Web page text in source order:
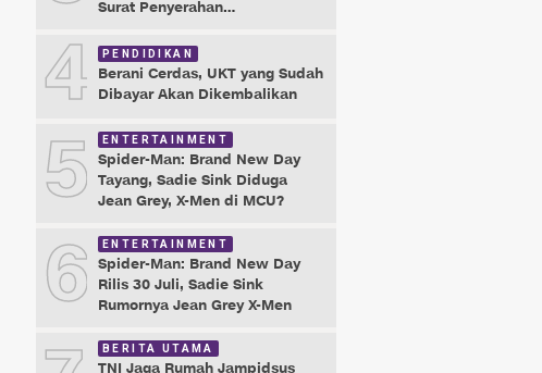
Surat Penyerahan
4 PENDIDIKAN
Berani Cerdas, UKT yang Sudah
Dibayar Akan Dikembalikan
5 ENTERTAINMENT
Spider-Man: Brand New Day
Tayang, Sadie Sink Diduga
Jean Grey, X-Men di MCU?
6 ENTERTAINMENT
Spider-Man: Brand New Day
Rilis 30 Juli, Sadie Sink
Rumornya Jean Grey X-Men
BERITA UTAMA
TNI Jaga Rumah Jampidsus